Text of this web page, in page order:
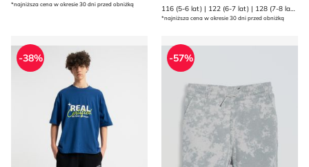
*najniższa cena w okresie 30 dni przed obniżką 116 (5-6 lat) | 122 (6-7 lat) | 128 (7-8 lat) | 134 (8 lat) | 140 (9 lat) | 146 (10 lat) | 152 (11 lat) | 158 (12 lat) | 164 (13 lat) | 170 (13-14 lat)
*najniższa cena w okresie 30 dni przed obniżką
Spodenki chłopięce letnie Reporter
-38%
Spodenki chłopięce letnie
-57%